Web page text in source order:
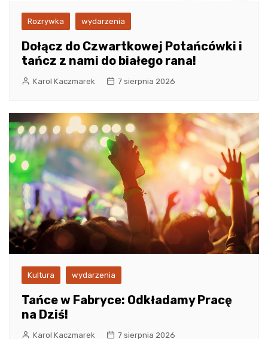
Rozrywka wydarzenia
Dołącz do Czwartkowej Potańcówki i
tańcz z nami do białego rana!
Karol Kaczmarek 7 sierpnia 2026
Kultura wydarzenia
Tańce w Fabryce: Odkładamy Pracę
na Dziś!
Karol Kaczmarek 7 sierpnia 2026